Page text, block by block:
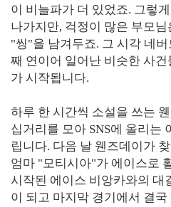
이 비늘파가 더 있었죠. 그렇
나가지만, 걱정이 많은 부모
"씽"을 남겨두죠. 그 시각 네
째 연이어 일어난 비슷한 사
가 시작됩니다.
하루 한 시간씩 소설을 쓰는
십거리를 모아 SNS에 올리는
립니다. 다음 날 웬즈데이가
엄마 "모티시아"가 에이스로
시작된 에이스 비앙카와의 대
이 되고 마지막 경기에서 결